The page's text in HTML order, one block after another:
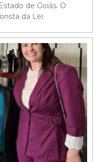
de Goiás. O
da Lei